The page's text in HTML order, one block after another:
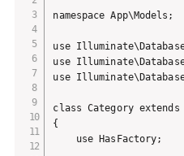
namespace App\Models;
use
use
use
class Category extends
{
    use HasFactory;